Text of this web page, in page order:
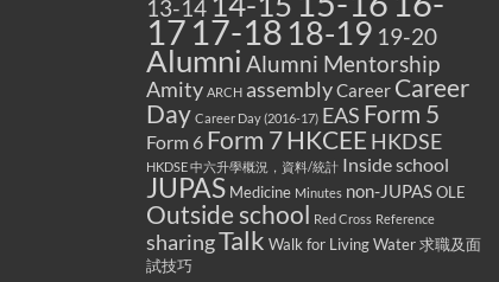
13-14
17 17-18 18-19 19-20
Alumni Alumni Mentorship
Amity ARCH assemblyCareer Career
Day Career Day (2016-17) EAS Form 5
Form 6 Form 7HKCEE HKDSE
HKDSE 中六升學概況，資料/統計 Inside school
JUPAS Medicine Minutes non-JUPASOLE
Outside school Red Cross Reference
sharingTalk Walk for Living Water求職及面
試技巧